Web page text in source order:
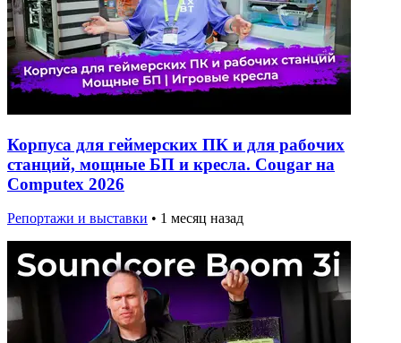
Корпуса для геймерских ПК и для рабочих
станций, мощные БП и кресла. Cougar на
Computex 2026
Репортажи и выставки • 1 месяц назад